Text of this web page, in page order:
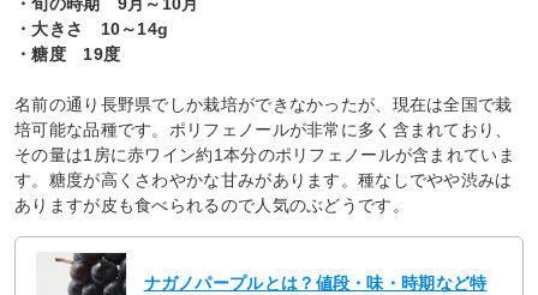
・大きさ 10～14g
・糖度 19度
名前の通り長野県でしか栽培ができなかったが、現在は全国で栽
培可能な品種です。ポリフェノールが非常に多く含まれており、
その量は1房に赤ワイン約1本分のポリフェノールが含まれていま
す。糖度が高くさわやかな甘みがあります。種なしでやや渋みは
ありますが皮も食べられるので人気のぶどうです。
ナガノパープルとは？値段・味・時期など特